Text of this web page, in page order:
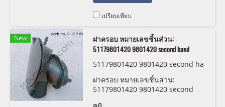
เปรียบเทียบ
New
ฝาครอบ หมายเลขชิ้นส่วน:
51179801420 9801420 second hand
51179801420 9801420 second ha
ฝาครอบ หมายเลขชิ้นส่วน:
51179801420 9801420 second